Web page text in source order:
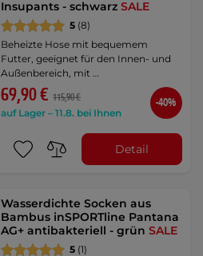
Insupants - schwarzSALE
5 (8)
Beheizte Hose mit bequemem
Futter, geeignet für den Innen- und
Außenbereich, mit …
69,90 € 115,90 €
auf Lager – 11.8. bei Ihnen
-40%
Detail
Wasserdichte Socken aus
Bambus inSPORTline Pantana
AG+ antibakteriell - grünSALE
5 (1)